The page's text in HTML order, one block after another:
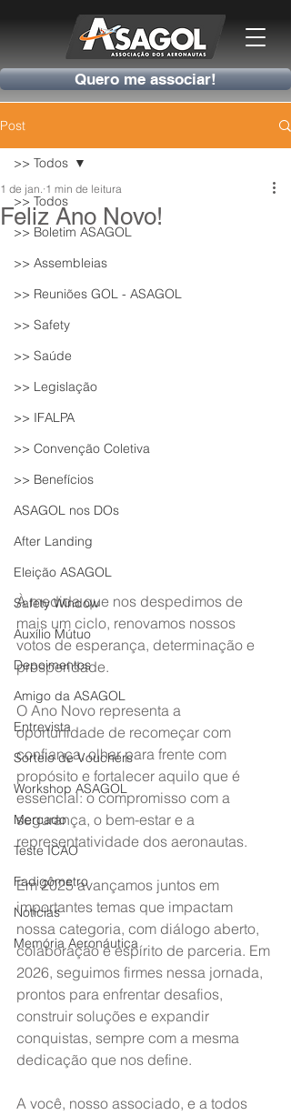
Quero me associar!
Post
>> Todos
>> Boletim ASAGOL
>> Assembleias
>> Reuniões GOL - ASAGOL
>> Safety
>> Saúde
>> Legislação
>> IFALPA
>> Convenção Coletiva
>> Benefícios
ASAGOL nos DOs
After Landing
Eleição ASAGOL
Safety Window
Auxílio Mútuo
Depoimentos
Amigo da ASAGOL
Entrevista
Sorteio de Vouchers
Workshop ASAGOL
Mercado
Teste ICAO
Fadigômetro
Notícias
Memória Aeronáutica
>> Todos
Feliz Ano Novo!
1 de jan. 1 min de leitura
À medida que nos despedimos de
mais um ciclo, renovamos nossos
votos de esperança, determinação e
prosperidade.
O Ano Novo representa a
oportunidade de recomeçar com
confiança, olhar para frente com
propósito e fortalecer aquilo que é
essencial: o compromisso com a
segurança, o bem-estar e a
representatividade dos aeronautas.
Em 2025 avançamos juntos em
importantes temas que impactam
nossa categoria, com diálogo aberto,
colaboração e espírito de parceria. Em
2026, seguimos firmes nessa jornada,
prontos para enfrentar desafios,
construir soluções e expandir
conquistas, sempre com a mesma
dedicação que nos define.
A você, nosso associado, e a todos